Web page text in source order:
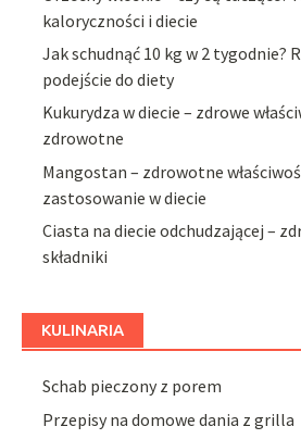
kaloryczności i diecie
Jak schudnąć 10 kg w 2 tygodnie?
podejście do diety
Kukurydza w diecie – zdrowe
zdrowotne
Mangostan – zdrowotne
zastosowanie w diecie
Ciasta na diecie odchudzającej –
składniki
KULINARIA
Schab pieczony z porem
Przepisy na domowe dania z grilla